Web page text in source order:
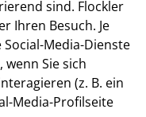
sind. Flockler
Ihren Besuch. Je
Media-Dienste
Sie sich
(z. B. ein
Media-Profilseite